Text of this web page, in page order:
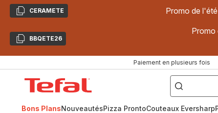
CopierCERAMETE Promo de
CopierBBQETE26
Promo
Paiement en plusieurs fois
["Poêles
inox,
Cake
Factory,
Bons PlansNouveautésPizza ProntoCouteaux Eversharp